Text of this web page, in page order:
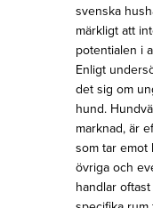
svenska
märkligt att
potentialen i
Enligt
det sig om
hund.
marknad, är
som tar emot
övriga och
handlar